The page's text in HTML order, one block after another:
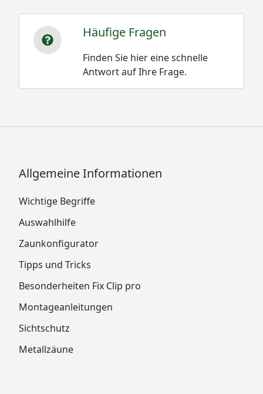
Häufige Fragen
Finden Sie hier eine schnelle
Antwort auf Ihre Frage.
Allgemeine Informationen
Wichtige Begriffe
Auswahlhilfe
Zaunkonfigurator
Tipps und Tricks
Besonderheiten Fix Clip pro
Montageanleitungen
Sichtschutz
Metallzäune